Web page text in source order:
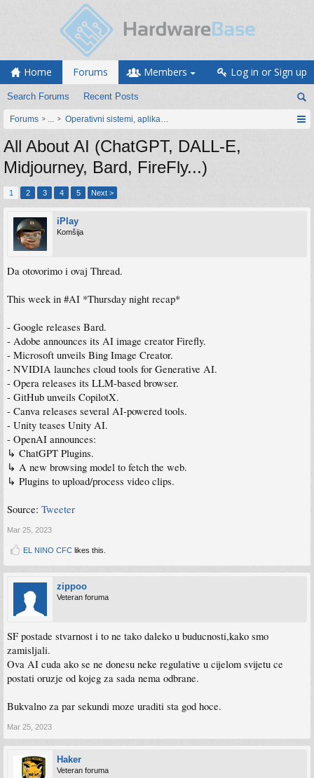
Home Forums
Search Forums Recent Posts
Members Log in or Sign up
Forums ... Operativni sistemi, aplikacije i programiranje
All About AI (ChatGPT, DALL-E,
Midjourney, Bard, FireFly...)
1 2 3 4 5 Next >
iPlay
Komšija
Da otovorimo i ovaj Thread.
This week in #AI *Thursday night recap*
- Google releases Bard.
- Adobe announces its AI image creator Firefly.
- Microsoft unveils Bing Image Creator.
- NVIDIA launches cloud tools for Generative AI.
- Opera releases its LLM-based browser.
- GitHub unveils CopilotX.
- Canva releases several AI-powered tools.
- Unity teases Unity AI.
- OpenAI announces:
↳ ChatGPT Plugins.
↳ A new browsing model to fetch the web.
↳ Plugins to upload/process video clips.
Source: Tweeter
Mar 25, 2023
EL NINO CFC likes this.
zippoo
Veteran foruma
SF postade stvarnost i to ne tako daleko u buducnosti,kako smo
zamisljali.
Ova AI cuda ako se ne donesu neke regulative u cijelom svijetu ce
postati oruzje od kojeg za sada nema odbrane.
Bukvalno za par sekundi moze uraditi sta god hoce.
Mar 25, 2023
Haker
Veteran foruma